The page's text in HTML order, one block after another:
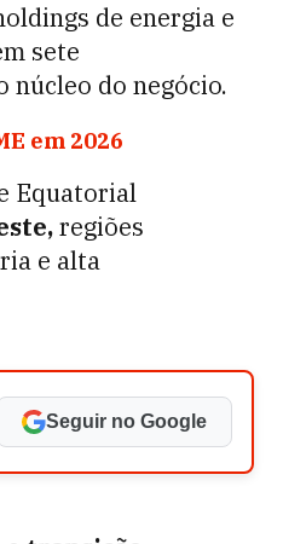
de energia e
sete
núcleo do negócio.
em 2026
Equatorial
regiões
e alta
Seguir no Google